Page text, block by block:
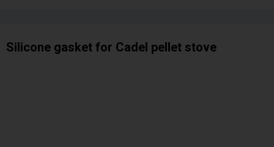
Silicone gasket for Cadel pellet stove